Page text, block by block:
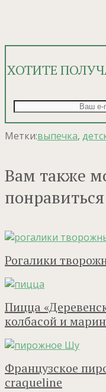
ХОТИТЕ
Метки:выпечка,
Вам также
понравиться
Рогалики
Пицца
колбасой и
Французское
craqueline